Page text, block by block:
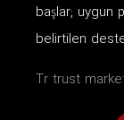
başlar; uygun
belirtilen
Tr trust